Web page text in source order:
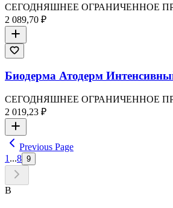
СЕГОДНЯШНЕЕ ОГРАНИЧЕННОЕ
2 089,70 ₽
Биодерма Атодерм
СЕГОДНЯШНЕЕ ОГРАНИЧЕННОЕ
2 019,23 ₽
Previous Page
1 ...8 9
B